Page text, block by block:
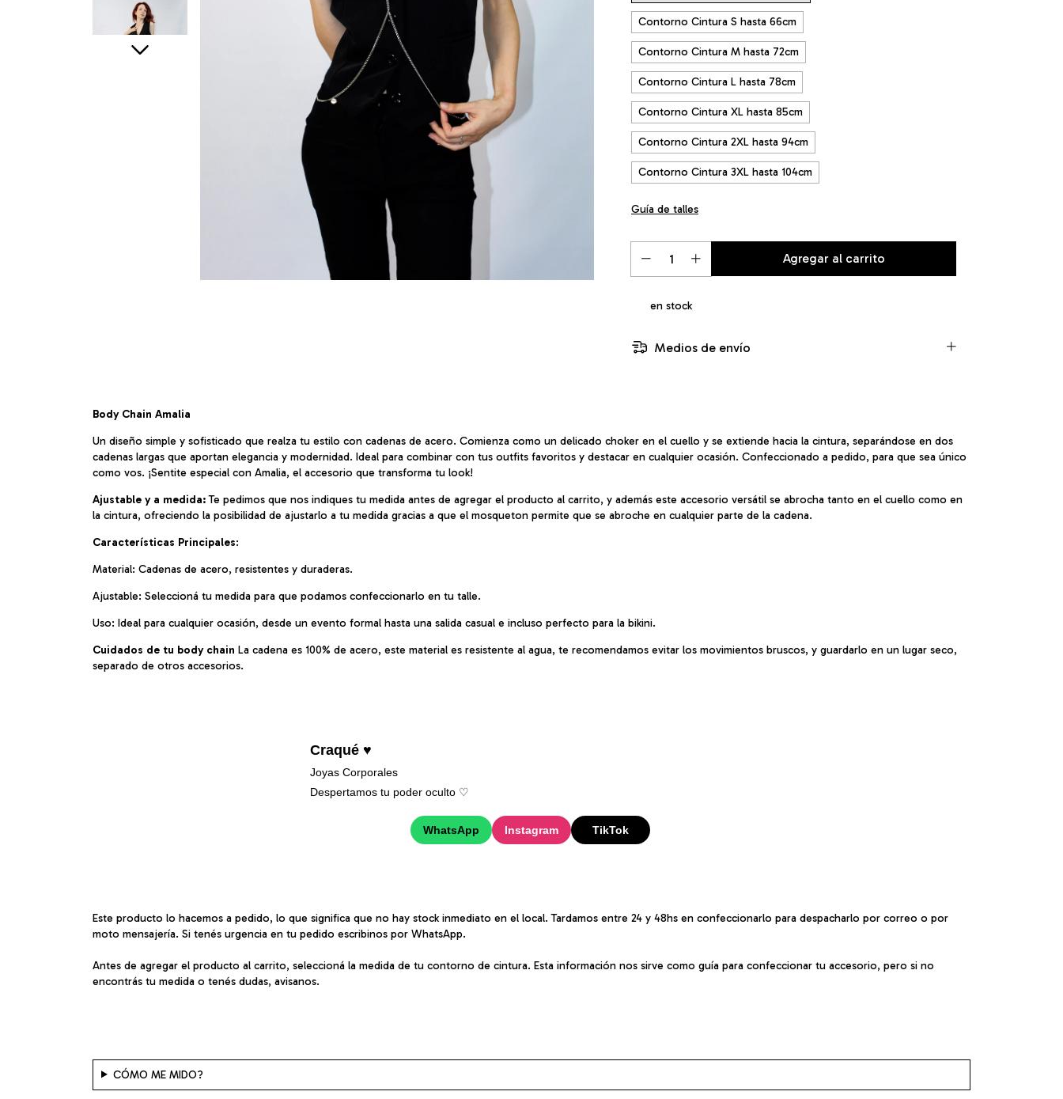
Contorno Cintura S hasta 66cm
Contorno Cintura M hasta 72cm
Contorno Cintura L hasta 78cm
Contorno Cintura XL hasta 85cm
Contorno Cintura 2XL hasta 94cm
Contorno Cintura 3XL hasta 104cm
Guía de talles
en stock
Medios de envío
Body Chain Amalia
Un diseño simple y sofisticado que realza tu estilo con cadenas de acero. Comienza como un delicado choker en el cuello y se extiende hacia la cintura, separándose en dos
cadenas largas que aportan elegancia y modernidad. Ideal para combinar con tus outfits favoritos y destacar en cualquier ocasión. Confeccionado a pedido, para que sea único
como vos. ¡Sentite especial con Amalia, el accesorio que transforma tu look!
Ajustable y a medida:Te pedimos que nos indiques tu medida antes de agregar el producto al carrito, y además este accesorio versátil se abrocha tanto en el cuello como en
la cintura, ofreciendo la posibilidad de ajustarlo a tu medida gracias a que el mosqueton permite que se abroche en cualquier parte de la cadena.
Características Principales:
Material: Cadenas de acero, resistentes y duraderas.
Ajustable: Seleccioná tu medida para que podamos confeccionarlo en tu talle.
Uso: Ideal para cualquier ocasión, desde un evento formal hasta una salida casual e incluso perfecto para la bikini.
Cuidados de tu body chain La cadena es 100% de acero, este material es resistente al agua, te recomendamos evitar los movimientos bruscos, y guardarlo en un lugar seco,
separado de otros accesorios.
Craqué ♥
Joyas Corporales
Despertamos tu poder oculto ♡︎
WhatsApp Instagram TikTok
Este producto lo hacemos a pedido, lo que significa que no hay stock inmediato en el local. Tardamos entre 24 y 48hs en confeccionarlo para despacharlo por correo o por
moto mensajería. Si tenés urgencia en tu pedido escribinos por WhatsApp.
Antes de agregar el producto al carrito, seleccioná la medida de tu contorno de cintura. Esta información nos sirve como guía para confeccionar tu accesorio, pero si no
encontrás tu medida o tenés dudas, avisanos.
CÓMO ME MIDO?